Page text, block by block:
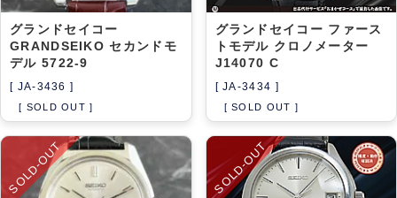
グランドセイコー
GRANDSEIKO セカンドモ
デル 5722-9
[ JA-3436 ]
[ SOLD OUT ]
グランドセイコー ファース
トモデル クロノメーター
J14070 C
[ JA-3434 ]
[ SOLD OUT ]
SOLD-OUT SOLD-OUT